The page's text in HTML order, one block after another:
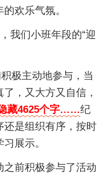
欢乐气氛。
我们小班年段的“迎
极主动地参与，当
，又大方又自信，
藏4625个字……纪
还是组织有序，按时
展示。
之前积极参与了活动